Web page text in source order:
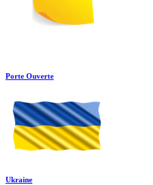
Porte Ouverte
Ukraine